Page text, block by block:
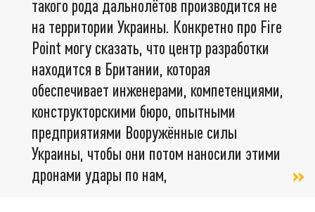
такого рода дальнолётов производится не
на территории Украины. Конкретно про Fire
Point могу сказать, что центр разработки
находится в Британии, которая
обеспечивает инженерами, компетенциями,
конструкторскими бюро, опытными
предприятиями Вооружённые силы
Украины, чтобы они потом наносили этими
дронами удары по нам,